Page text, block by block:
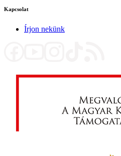
Kapcsolat
Írjon nekünk